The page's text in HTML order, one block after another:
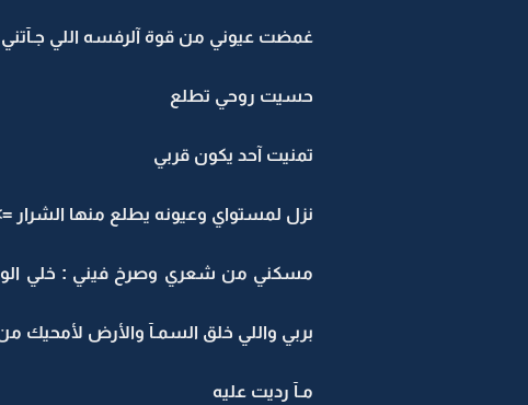
غمضت عيوني من قوة آلرفسه اللي جـآتني
حسيت روحي تطلع
تمنيت آحد يكون قربي
نزل لمستواي وعيونه يطلع منها الشرار =>
مسكني من شعري وصرخ فيني : خلي
بربي واللي خلق السمـآ والأرض
مـآ رديت عليه